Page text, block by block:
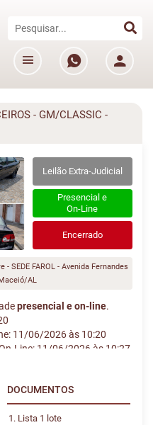
- GM/CLASSIC -
Leilão Extra-Judicial
Presencial e
On-Line
Encerrado
SEDE FAROL - Avenida Fernandes
AL
presencial e on-line.
11/06/2026 às 10:20
Line: 11/06/2026 às 10:27
DOCUMENTOS
Lista 1 lote